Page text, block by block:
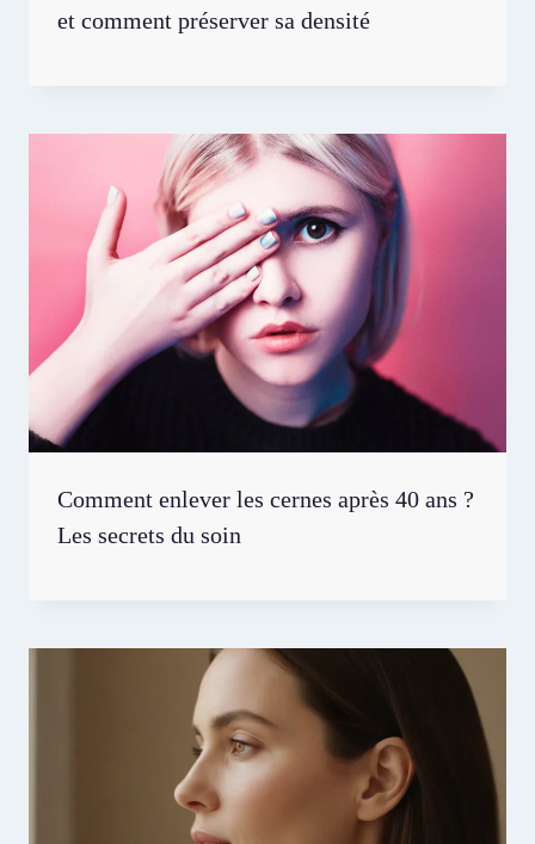
et comment préserver sa densité
Comment enlever les cernes après 40 ans ?
Les secrets du soin